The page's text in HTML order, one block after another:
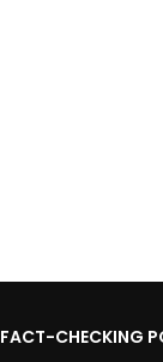
FACT-CHECKING